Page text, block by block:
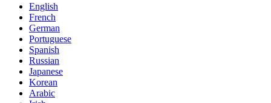
English
French
German
Portuguese
Spanish
Russian
Japanese
Korean
Arabic